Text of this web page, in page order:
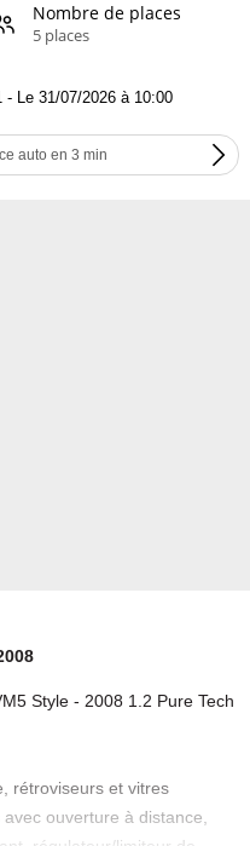
Nombre de places
5 places
- Le 31/07/2026 à 10:00
auto en 3 min
Style - 2008 1.2 Pure Tech
rétroviseurs et vitres
ouverture à distance,